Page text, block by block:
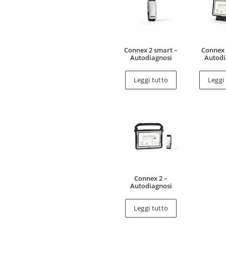
Connex 2 smart –
Autodiagnosi
Leggi tutto
Connex
Connex 2 –
Autodiagnosi
Leggi tutto